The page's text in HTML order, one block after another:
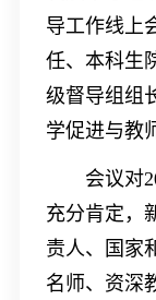
导工作线上
任、本科生
级督导组组
学促进与教
会议对
充分肯定，
责人、国家
名师、资深